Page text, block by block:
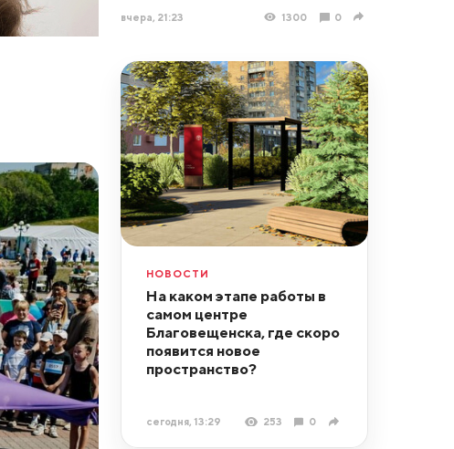
вчера, 21:23 1300 0
НОВОСТИ
На каком этапе работы в
самом центре
Благовещенска, где скоро
появится новое
пространство?
сегодня, 13:29 253 0